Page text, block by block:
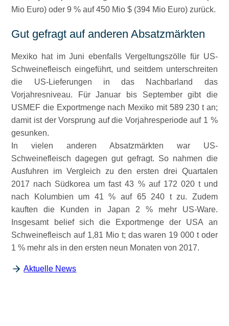
Mio Euro) oder 9 % auf 450 Mio $ (394 Mio Euro) zurück.
Gut gefragt auf anderen Absatzmärkten
Mexiko hat im Juni ebenfalls Vergeltungszölle für US-
Schweinefleisch eingeführt, und seitdem unterschreiten
die US-Lieferungen in das Nachbarland das
Vorjahresniveau. Für Januar bis September gibt die
USMEF die Exportmenge nach Mexiko mit 589 230 t an;
damit ist der Vorsprung auf die Vorjahresperiode auf 1 %
gesunken.
In vielen anderen Absatzmärkten war US-
Schweinefleisch dagegen gut gefragt. So nahmen die
Ausfuhren im Vergleich zu den ersten drei Quartalen
2017 nach Südkorea um fast 43 % auf 172 020 t und
nach Kolumbien um 41 % auf 65 240 t zu. Zudem
kauften die Kunden in Japan 2 % mehr US-Ware.
Insgesamt belief sich die Exportmenge der USA an
Schweinefleisch auf 1,81 Mio t; das waren 19 000 t oder
1 % mehr als in den ersten neun Monaten von 2017.
Aktuelle News